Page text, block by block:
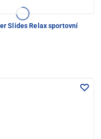
Slides Relax sportovní